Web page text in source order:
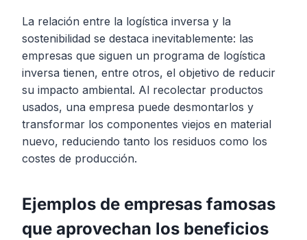
La relación entre la logística inversa y la
sostenibilidad se destaca inevitablemente: las
empresas que siguen un programa de logística
inversa tienen, entre otros, el objetivo de reducir
su impacto ambiental. Al recolectar productos
usados, una empresa puede desmontarlos y
transformar los componentes viejos en material
nuevo, reduciendo tanto los residuos como los
costes de producción.
Ejemplos de empresas famosas
que aprovechan los beneficios